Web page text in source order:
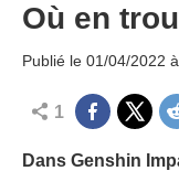
Où en
Publié le 01/04/2022
1
Dans Genshin